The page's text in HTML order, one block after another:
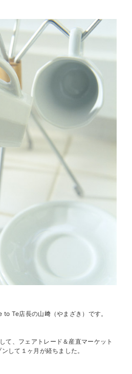
Te店長の山﨑（やまざき）です。
て、フェアトレード＆産直マーケット
して１ヶ月が経ちました。